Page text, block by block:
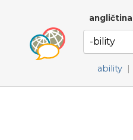
angličtina
ability |